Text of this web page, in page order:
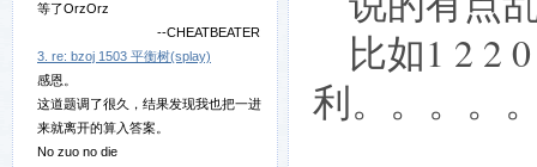
等了OrzOrz
--CHEATBEATER
3. re: bzoj 1503 平衡树(splay)
感恩。
这道题调了很久，结果发现我也把一进
来就离开的算入答案。
No zuo no die
比如1 2 2
利。。。。